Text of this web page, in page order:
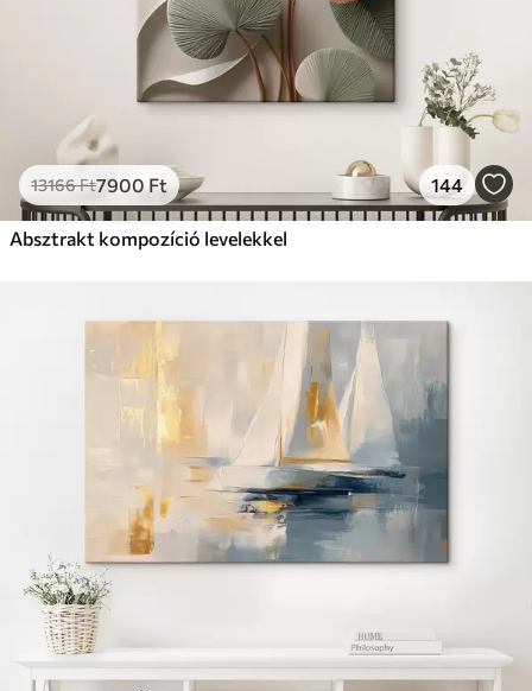
13166Ft7900 Ft 144
Absztrakt kompozíció levelekkel